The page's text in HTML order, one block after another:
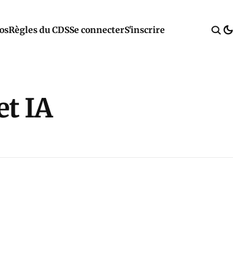
Règles du CDSSe connecterS'inscrire
IA